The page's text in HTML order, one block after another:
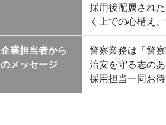
採用後配属され
く上での心構え
企業担当者から
のメッセージ
警察業務は「警
治安を守る志の
採用担当一同お